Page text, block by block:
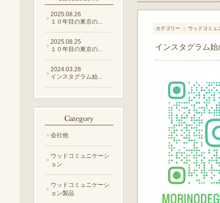
2025.08.26
１０年目の東京の...
2025.08.25
１０年目の東京の...
2024.03.28
インスタグラム始...
会社他
ウッドコミュニケーシ
ョン
ウッドコミュニケーシ
ョン製品
カテゴリー ： ウッドコミュ
インスタグラム